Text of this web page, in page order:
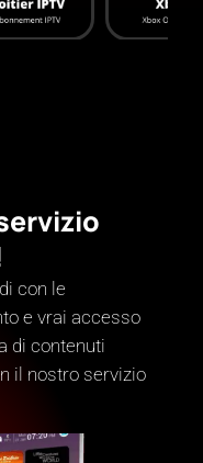
con le
e vrai accesso
di contenuti
il nostro servizio